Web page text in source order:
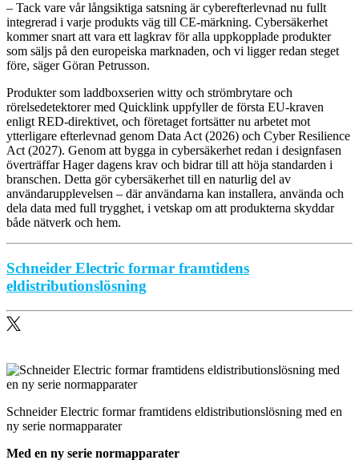
– Tack vare vår långsiktiga satsning är cyberefterlevnad nu fullt
integrerad i varje produkts väg till CE-märkning. Cybersäkerhet
kommer snart att vara ett lagkrav för alla uppkopplade produkter
som säljs på den europeiska marknaden, och vi ligger redan steget
före, säger Göran Petrusson.
Produkter som laddboxserien witty och strömbrytare och
rörelsedetektorer med Quicklink uppfyller de första EU-kraven
enligt RED-direktivet, och företaget fortsätter nu arbetet mot
ytterligare efterlevnad genom Data Act (2026) och Cyber Resilience
Act (2027). Genom att bygga in cybersäkerhet redan i designfasen
överträffar Hager dagens krav och bidrar till att höja standarden i
branschen. Detta gör cybersäkerhet till en naturlig del av
användarupplevelsen – där användarna kan installera, använda och
dela data med full trygghet, i vetskap om att produkterna skyddar
både nätverk och hem.
Schneider Electric formar framtidens
eldistributionslösning
Schneider Electric formar framtidens eldistributionslösning med en
ny serie normapparater
Med en ny serie normapparater